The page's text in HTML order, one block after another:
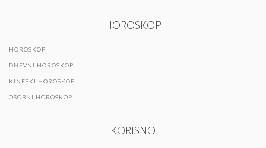
HOROSKOP
HOROSKOP
DNEVNI HOROSKOP
KINESKI HOROSKOP
OSOBNI HOROSKOP
KORISNO